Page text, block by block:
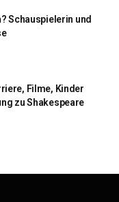
Schauspielerin und
Filme, Kinder
zu Shakespeare